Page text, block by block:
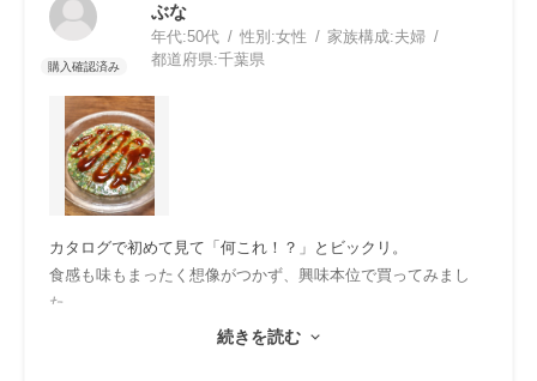
ぶな
年代:50代 性別:女性 家族構成:夫婦
都道府県:千葉県
カタログで初めて見て「何これ！？」とビックリ。
食感も味もまったく想像がつかず、興味本位で買ってみまし
た。
袋を開けた瞬間にフワッとひろがる匂いに「あ、これは完全に
続きを読む